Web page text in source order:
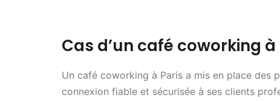
Cas d’un café coworking à
Un café coworking à Paris a mis en place des
connexion fiable et sécurisée à ses clients